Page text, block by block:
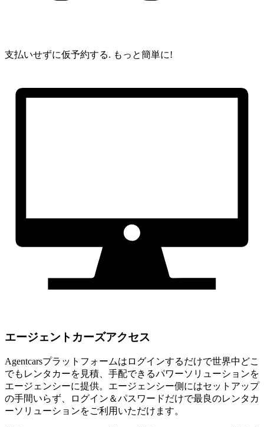
支払いせずに仮予約する. もっと簡単に!
エージェントカーズアクセス
Agentcarsプラットフォームはログインするだけで世界中どこ
でもレンタカーを見積、手配できるパワーソリューションを
エージェンシーに提供。エージェンシー側にはセットアップ
の手間いらず、ログイン＆パスワードだけで最良のレンタカ
ーソリューションをご利用いただけます。